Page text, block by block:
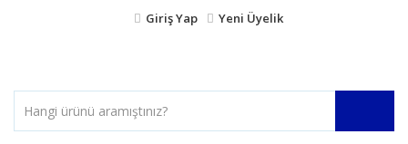
Giriş Yap Yeni Üyelik